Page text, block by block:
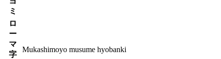
ミ
ロ
ー
マ
字
Mukashimoyo musume hyobanki